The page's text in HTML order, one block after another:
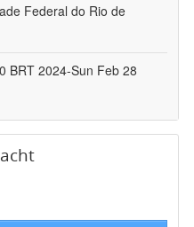
Federal do Rio de
BRT 2024-Sun Feb 28